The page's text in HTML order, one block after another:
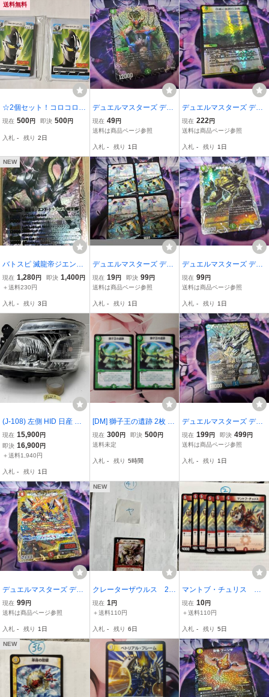
送料無料
☆2個セット！コロコロコ
ミック 2024年 11月 付録
ーム ☆
現在 500円 即決 500円
入札 - 残り 2日
デュエルマスターズ デュ
エマ DM S4/S8 ア:ニーオ:
マクア SR
現在 49円
送料は商品ページ参照
入札 - 残り 1日
デュエルマスターズ デュ
エマ DM 7/75 百威と族絆
の決断 VR 一枚 個数
現在 222 円
送料は商品ページ参照
入札 - 残り 1日
NEW
バトスピ 滅龍帝ジエン
ド・ドラゴニス
現在 1,280円 即決 1,400円
＋送料230円
入札 - 残り 3日
デュエルマスターズ デュ
エマ DM EX12 90/110 C
カシス・ソーダ｜あたし
けーる ４枚セット
現在 19円 即決 99円
送料は商品ページ参照
入札 - 残り 1日
デュエルマスターズ デュ
エマ DM TR8/TR11 巨進
の超人 銀トレジャー
現在 99円
送料は商品ページ参照
入札 - 残り 1日
(J-108) 左側 HID 日産 ハ
イス 市光 ヴァレオ
現在 15,900円
即決 16,900円
＋送料1,940円
入札 - 残り 1日
[DM] 獅子王の遺跡 2枚 (D
MR22 39/74)
現在 300円 即決 500円
送料未定
入札 - 残り 5時間
デュエルマスターズ デュ
エマ DM DM23-EX3 アビ
ス・レボリューション外
「狡智」の頂天 レディ
現在 199円 即決 499円
送料は商品ページ参照
入札 - 残り 1日
デュエルマスターズ デュ
エマ DM (秘)21/(秘)22 揚
紅月 フレイムバーン シ
現在 99円
送料は商品ページ参照
入札 - 残り 1日
NEW
クレーターザウルス 20
03 31/55
現在 1 円
＋送料110円
入札 - 残り 6日
マントブ・チュリス RP
05 81/93 6枚セット
現在 10円
＋送料110円
入札 - 残り 5日
NEW